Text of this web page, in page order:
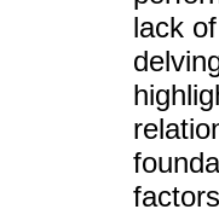
lack